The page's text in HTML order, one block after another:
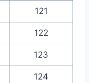
121
122
123
124